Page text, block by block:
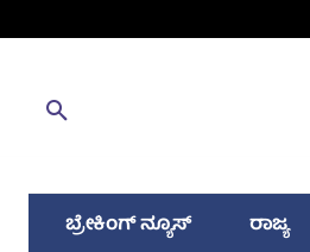
ಬ್ರೇಕಿಂಗ್ ನ್ಯೂಸ್ ರಾಜ್ಯ